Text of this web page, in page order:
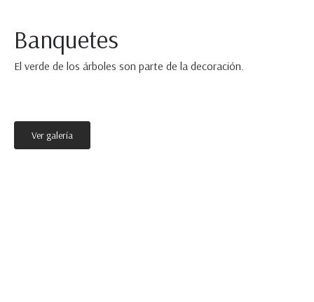
Banquetes
El verde de los árboles son parte de la decoración.
Ver galería